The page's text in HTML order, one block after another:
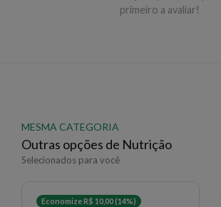
✨ Descrição gerada por IA a partir de dados das lojas
primeiro a avaliar!
MESMA CATEGORIA
Outras opções de Nutrição
Selecionados para você
Economize R$ 10,00 (14%)